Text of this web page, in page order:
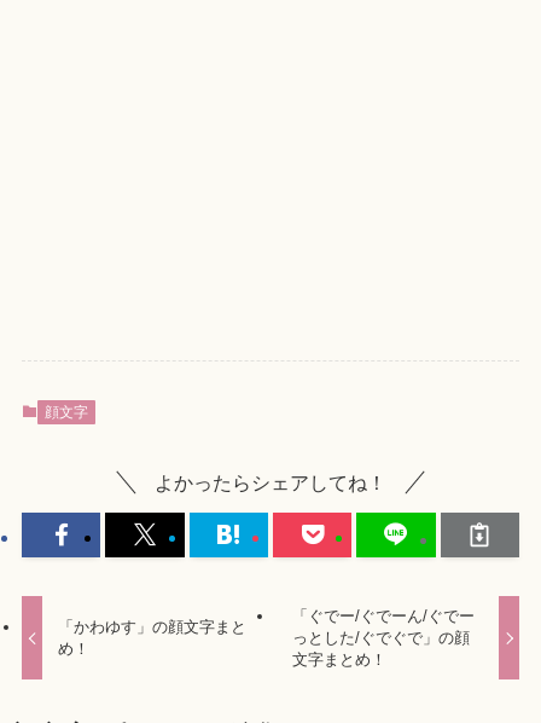
顔文字
よかったらシェアしてね！
「かわゆす」の顔文字まと
め！
「ぐでー/ぐでーん/ぐでー
っとした/ぐでぐで」の顔
文字まとめ！